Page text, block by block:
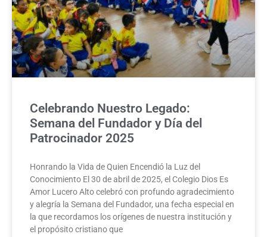
Celebrando Nuestro Legado:
Semana del Fundador y Día del
Patrocinador 2025
Honrando la Vida de Quien Encendió la Luz del
Conocimiento El 30 de abril de 2025, el Colegio Dios Es
Amor Lucero Alto celebró con profundo agradecimiento
y alegría la Semana del Fundador, una fecha especial en
la que recordamos los orígenes de nuestra institución y
el propósito cristiano que